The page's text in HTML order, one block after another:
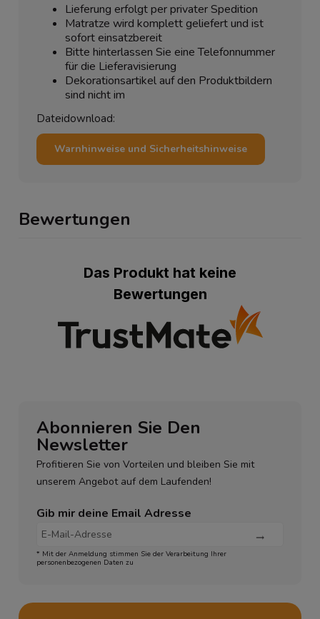
Lieferung erfolgt per privater Spedition
Matratze wird komplett geliefert und ist
sofort einsatzbereit
Bitte hinterlassen Sie eine Telefonnummer
für die Lieferavisierung
Dekorationsartikel auf den Produktbildern
sind nicht im
Dateidownload:
Warnhinweise und Sicherheitshinweise
Bewertungen
Das Produkt hat keine
Bewertungen
Abonnieren Sie Den
Newsletter
Profitieren Sie von Vorteilen und bleiben Sie mit
unserem Angebot auf dem Laufenden!
Gib mir deine Email Adresse
* Mit der Anmeldung stimmen Sie der Verarbeitung Ihrer
personenbezogenen Daten zu